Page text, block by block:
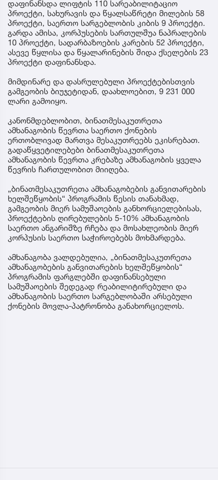
დაფინანსდა ლიფტის 110 სარეაბილიტაციო
პროექტი, სახურავის და წყალსაწრეტი მილების 58
პროექტი, საერთო სარგებლობის კიბის 9 პროექტი.
გარდა ამისა, კორპუსების სართულშუა ნაპრალების
10 პროექტი, სადარბაზოების კარების 52 პროექტი,
ასევე წყლისა და წყალარინების შიდა ქსელების 23
პროექტი დაფინანსდა.
მიმდინარე და დასრულებული პროექტებისთვის
გამგეობის ბიუჯეტიდან, დაახლოებით, 9 231 000
ლარი გამოიყო.
კანონმდებლობით, ბინათმესაკუთრეთა
ამხანაგობის წევრთა საერთო ქონების
ერთობლივად მართვა მესაკუთრეებს ეკისრებათ.
გადაწყვეტილებები ბინათმესაკუთრეთა
ამხანაგობის წევრთა კრებაზე ამხანაგობის ყველა
წევრის ჩართულობით მიიღება.
„ბინათმესაკუთრეთა ამხანაგობების განვითარების
ხელშეწყობის“ პროგრამის წესის თანახმად,
გამგეობის მიერ სამუშაოების განხორციელებისას,
პროექტების ღირებულების 5-10% ამხანაგობის
საერთო ანგარიშზე რჩება და მოსახლეობის მიერ
კორპუსის საერთო საჭიროებებს მოხმარდება.
ამხანაგობა ვალდებულია, „ბინათმესაკუთრეთა
ამხანაგობების განვითარების ხელშეწყობის“
პროგრამის ფარგლებში დაფინანსებული
სამუშაოების შედეგად რეაბილიტირებული და
ამხანაგობის საერთო სარგებლობაში არსებული
ქონების მოვლა-პატრონობა განახორციელოს.